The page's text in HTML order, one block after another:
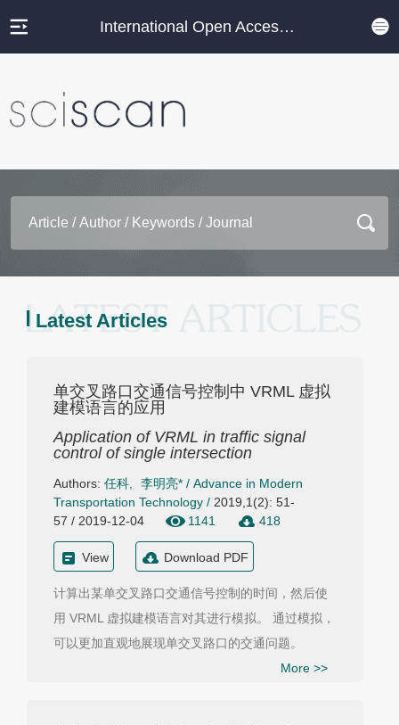
International Open Access Journal Platform
Latest Articles
单交叉路口交通信号控制中 VRML 虚拟
建模语言的应用
Application of VRML in traffic signal
control of single intersection
Authors: 任科 李明亮*/ Advance in Modern
Transportation Technology / 2019,1(2): 51-
57 / 2019-12-04
1141 418
View Download PDF
计算出某单交叉路口交通信号控制的时间，然后使
用 VRML 虚拟建模语言对其进行模拟。 通过模拟，
可以更加直观地展现单交叉路口的交通问题。
More >>